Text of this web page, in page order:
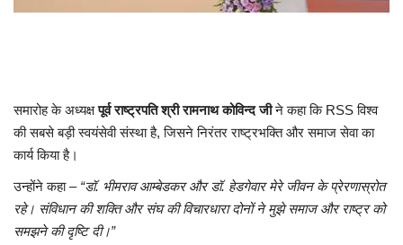
समारोह के अध्यक्षपूर्व राष्ट्रपति श्री रामनाथ कोविन्द जीने कहा कि RSS विश्व
की सबसे बड़ी स्वयंसेवी संस्था है, जिसने निरंतर राष्ट्रभक्ति और समाज सेवा का
कार्य किया है।
उन्होंने कहा – “डॉ. भीमराव आम्बेडकर और डॉ. हेडगेवार मेरे जीवन के प्रेरणास्रोत
रहे। संविधान की शक्ति और संघ की विचारधारा दोनों ने मुझे समाज और राष्ट्र को
समझने की दृष्टि दी।”